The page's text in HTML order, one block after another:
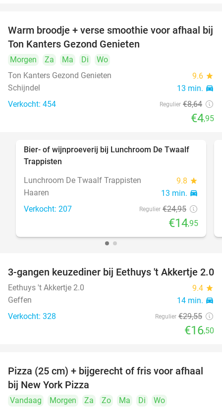
43%
Warm broodje + verse smoothie voor afhaal bij
Ton Kanters Gezond Genieten
Morgen Za Ma Di
Wo
Ton Kanters Gezond Genieten
9.6 star
Schijndel 13 min. directions_car
Verkocht: 454 Regulier €8,64
€4,95
40%
Bier- of wijnproeverij bij Lunchroom De Twaalf
Trappisten
Lunchroom De Twaalf Trappisten
9.8 star
Haaren 13 min. directions_car
Verkocht: 207 Regulier €24,95
€14,95
44%
3-gangen keuzediner bij Eethuys 't Akkertje 2.0
Eethuys 't Akkertje 2.0 9.4 star
Geffen 14 min. directions_car
Verkocht: 328 Regulier €29,55
€16,50
48%
Pizza (25 cm) + bijgerecht of fris voor afhaal
bij New York Pizza
Vandaag Morgen Za Zo Ma Di
Wo